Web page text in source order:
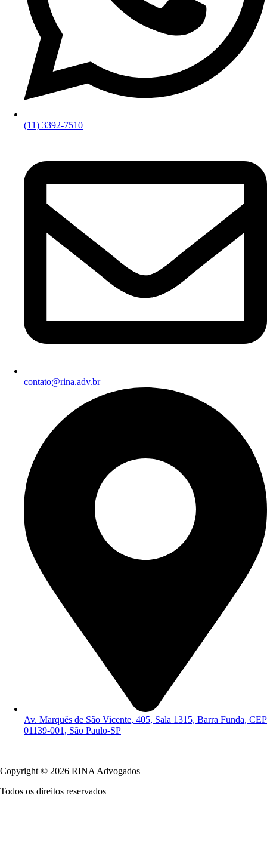
(11) 3392-7510
contato@rina.adv.br
Av. Marquês de São Vicente, 405, Sala 1315, Barra Funda, CEP
01139-001, São Paulo-SP
Copyright © 2026 RINA Advogados
Todos os direitos reservados